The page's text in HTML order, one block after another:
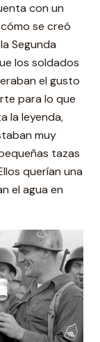
con un
se creó
Segunda
los soldados
el gusto
para lo que
la leyenda,
muy
tazas
querían una
el agua en